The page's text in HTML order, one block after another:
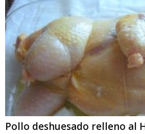
Pollo deshuesado relleno al